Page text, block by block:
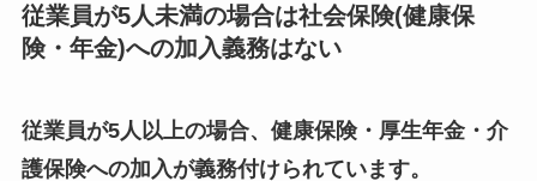
従業員が5人未満の場合は社会保険(健康保
険・年金)への加入義務はない
従業員が5人以上の場合、健康保険・厚生年金・介
護保険への加入が義務付けられています。